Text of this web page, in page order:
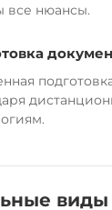
все нюансы.